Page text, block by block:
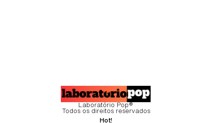
Laboratório Pop®
Todos os direitos reservados
Hot!